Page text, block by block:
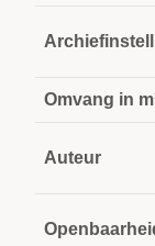
Omvang in
Auteur